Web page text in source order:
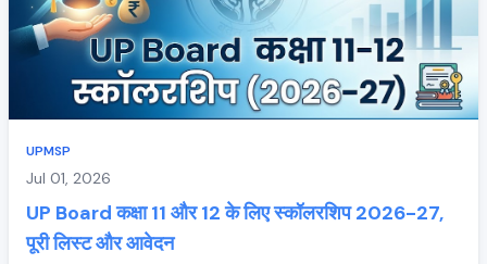
UPMSP
Jul 01, 2026
UP Board कक्षा 11 और 12 के लिए स्कॉलरशिप 2026-27,
पूरी लिस्ट और आवेदन